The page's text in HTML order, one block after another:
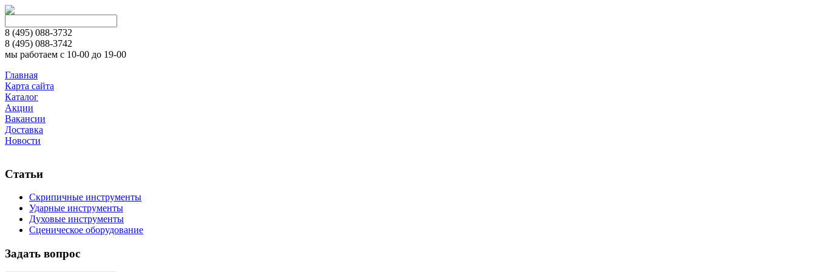
8 (495) 088-3732
8 (495) 088-3742
мы работаем с 10-00 до 19-00
Главная
Карта сайта
Каталог
Акции
Вакансии
Доставка
Новости
Статьи
Скрипичные инструменты
Ударные инструменты
Духовые инструменты
Сценическое оборудование
Задать вопрос